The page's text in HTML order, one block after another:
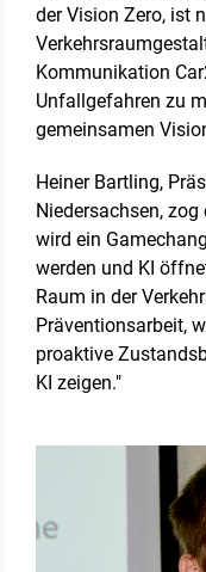
der Vision Zero, ist
Kommunikation
Unfallgefahren zu
gemeinsamen
Heiner Bartling,
Niedersachsen,
wird ein
werden und KI
Raum in der
Präventionsarbeit,
proaktive
KI zeigen."